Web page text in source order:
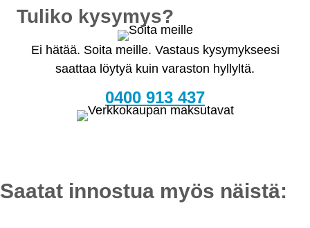
Tuliko kysymys?
Ei hätää. Soita meille. Vastaus kysymykseesi
saattaa löytyä kuin varaston hyllyltä.
0400 913 437
Saatat innostua myös näistä: